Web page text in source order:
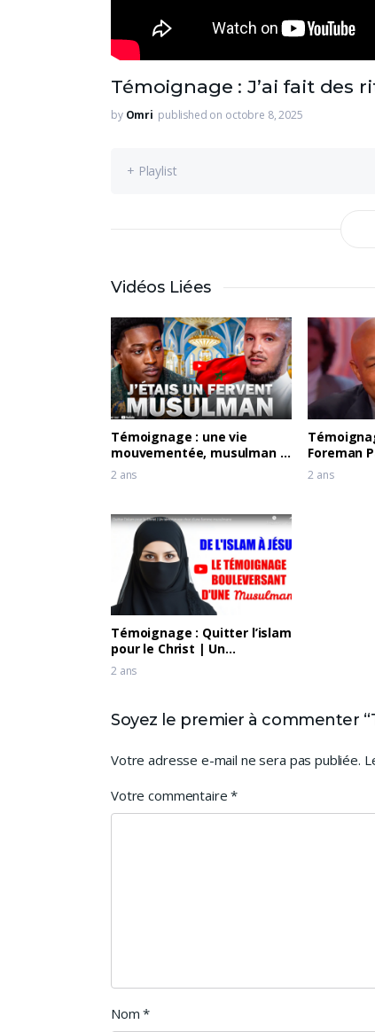
Témoignage : J’ai fait des
by Omri published on octobre 8, 2025
+ Playlist
Vidéos Liées
Témoignage : une vie
mouvementée, musulman il
voit un ANGE
2 ans
Foreman
2 ans
Témoignage : Quitter l’islam
pour le Christ | Un
témoignage choc d’une
2 ans
Soyez le premier à commenter
Votre adresse e-mail ne sera pas publiée.
Votre commentaire*
Nom*